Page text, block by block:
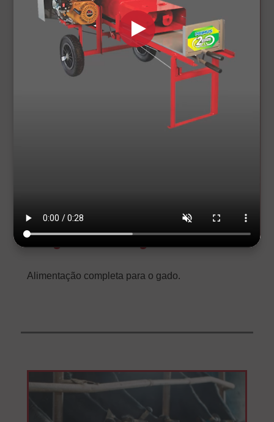
Silagem x Pastagem
Alimentação completa para o gado.